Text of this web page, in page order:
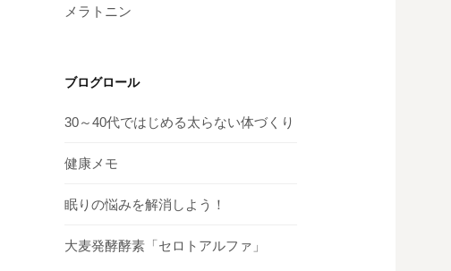
メラトニン
ブログロール
30～40代ではじめる太らない体づくり
健康メモ
眠りの悩みを解消しよう！
大麦発酵酵素「セロトアルファ」